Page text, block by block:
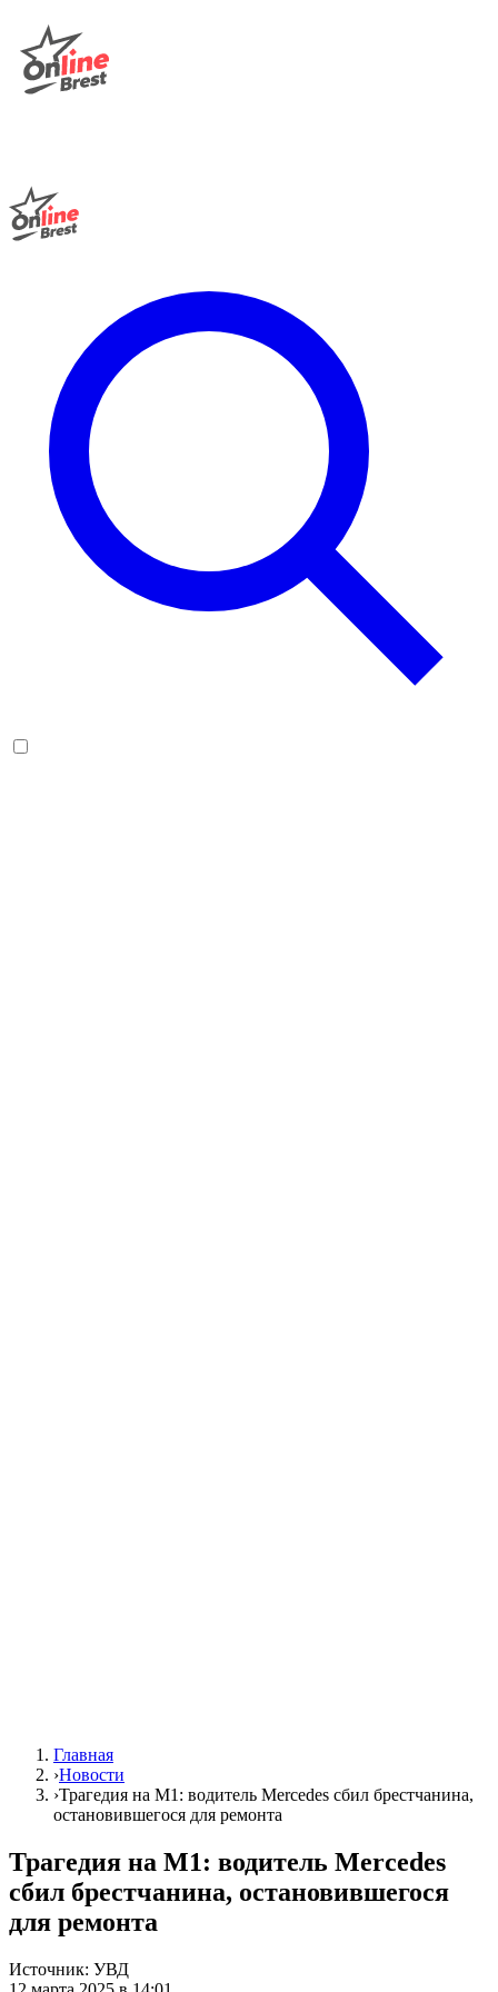
Главная
›Новости
›Трагедия на М1: водитель Mercedes сбил брестчанина,
остановившегося для ремонта
Трагедия на М1: водитель Mercedes
сбил брестчанина, остановившегося
для ремонта
Источник: УВД